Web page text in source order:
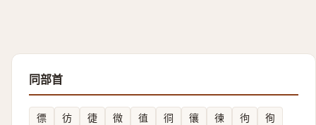
同部首
徱 彷 徢 微 徝 㣚 忀 徚 㣘
徇